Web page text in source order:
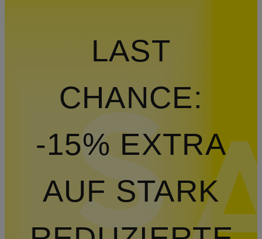
LAST
CHANCE:
-15% EXTRA
AUF STARK